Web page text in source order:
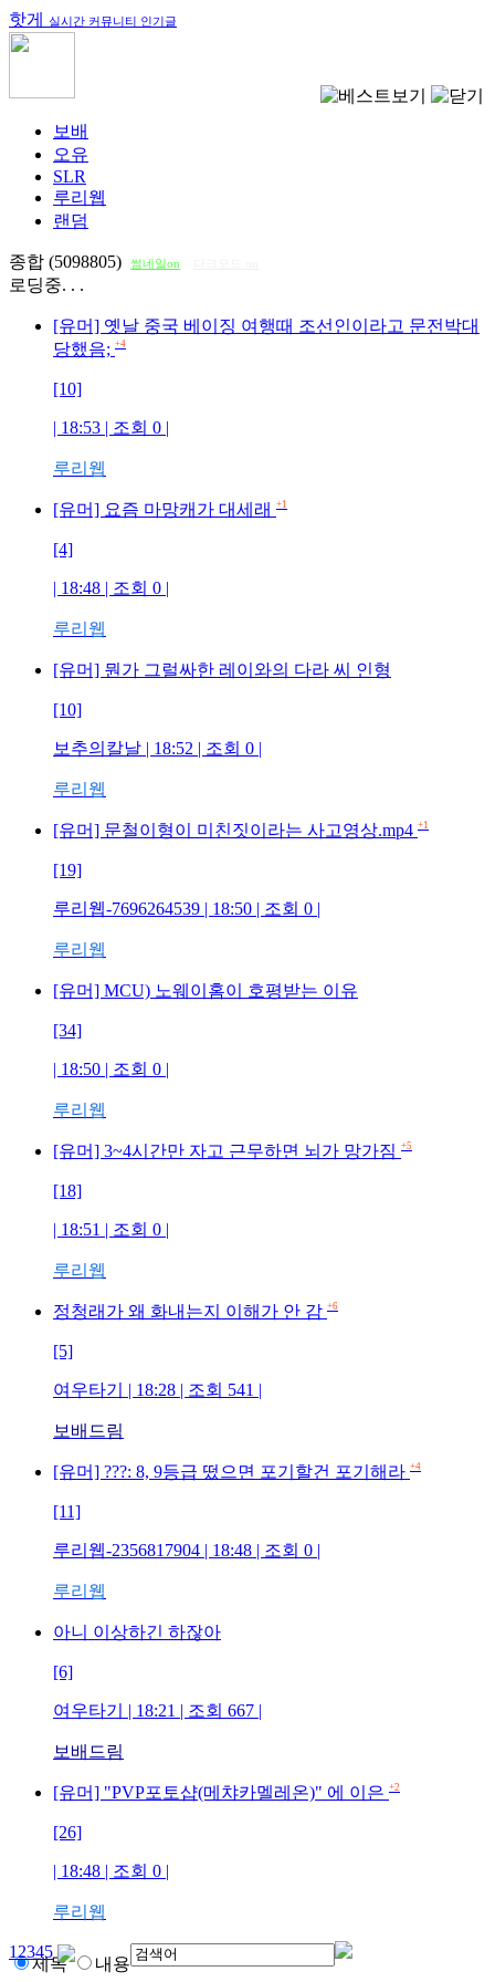
핫게 실시간 커뮤니티 인기글
보배
오유
SLR
루리웹
랜덤
종합 (5098805) 썸네일on
로딩중. . .
[유머] 옛날 중국 베이징 여행때 조선인이라고 문전박대
당했음; +4
[10]
| 18:53 | 조회 0 |
루리웹
[유머] 요즘 마망캐가 대세래 +1
[4]
| 18:48 | 조회 0 |
루리웹
[유머] 뭔가 그럴싸한 레이와의 다라 씨 인형
[10]
보추의칼날 | 18:52 | 조회 0 |
루리웹
[유머] 문철이형이 미친짓이라는 사고영상.mp4 +1
[19]
루리웹-7696264539 | 18:50 | 조회 0 |
루리웹
[유머] MCU) 노웨이홈이 호평받는 이유
[34]
| 18:50 | 조회 0 |
루리웹
[유머] 3~4시간만 자고 근무하면 뇌가 망가짐 +5
[18]
| 18:51 | 조회 0 |
루리웹
정청래가 왜 화내는지 이해가 안 감 +6
[5]
여우타기 | 18:28 | 조회 541 |
보배드림
[유머] ???: 8, 9등급 떴으면 포기할건 포기해라 +4
[11]
루리웹-2356817904 | 18:48 | 조회 0 |
루리웹
아니 이상하긴 하잖아
[6]
여우타기 | 18:21 | 조회 667 |
보배드림
[유머] "PVP포토샵(메챠카멜레온)" 에 이은 +2
[26]
| 18:48 | 조회 0 |
루리웹
12345
제목 내용